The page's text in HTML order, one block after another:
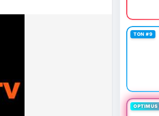
TON #9
OPTIMUS